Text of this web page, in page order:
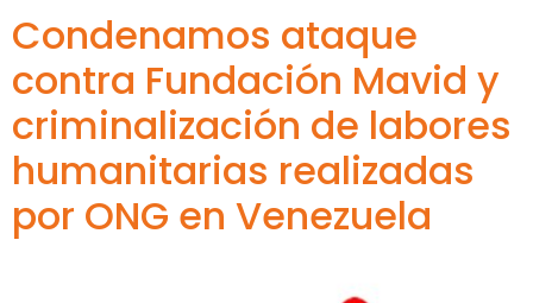
Condenamos ataque
contra Fundación Mavid y
criminalización de labores
humanitarias realizadas
por ONG en Venezuela